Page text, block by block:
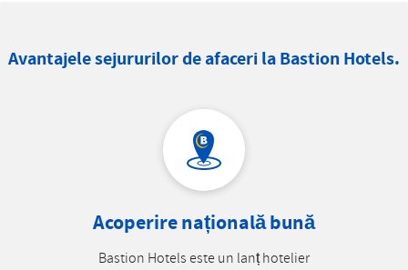
Avantajele sejururilor de afaceri la Bastion Hotels.
Acoperire națională bună
Bastion Hotels este un lanț hotelier